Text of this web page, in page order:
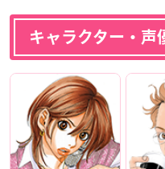
キャラクター・声